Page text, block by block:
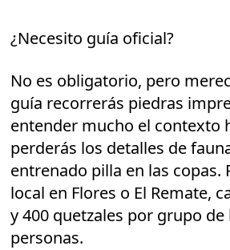
¿Necesito guía oficial?
No es obligatorio, pero
guía recorrerás piedras
entender mucho el contexto
perderás los detalles de
entrenado pilla en las copas.
local en Flores o El Remate,
y 400 quetzales por grupo de
personas.